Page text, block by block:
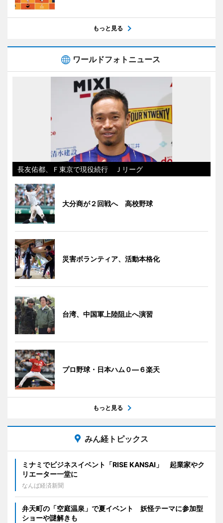
もっと見る
ワールドフォトニュース
長友佑都、Ｆ東京で現役続行 Ｊリーグ
大分商が２回戦へ 高校野球
災害ボランティア、活動本格化
台湾、中国軍上陸阻止へ演習
プロ野球・日本ハム０―６楽天
もっと見る
みん経トピックス
ミナミでビジネスイベント「RISE KANSAI」 起業家やク
リエーター一堂に
なんば経済新聞
弁天町の「空庭温泉」で夏イベント 妖怪テーマに参加型
ショーや謎解きも